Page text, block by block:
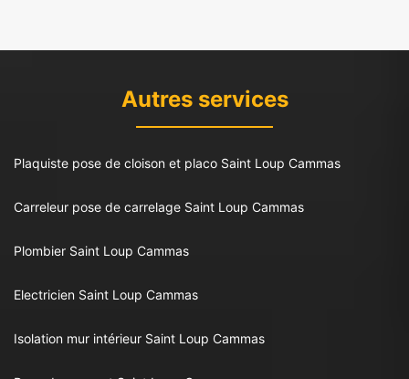
Autres services
Plaquiste pose de cloison et placo Saint Loup Cammas
Carreleur pose de carrelage Saint Loup Cammas
Plombier Saint Loup Cammas
Electricien Saint Loup Cammas
Isolation mur intérieur Saint Loup Cammas